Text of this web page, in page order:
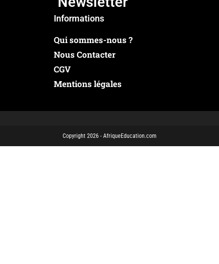
Informations
Qui sommes-nous ?
Nous Contacter
CGV
Mentions légales
Copyright 2026 - AfriqueEducation.com